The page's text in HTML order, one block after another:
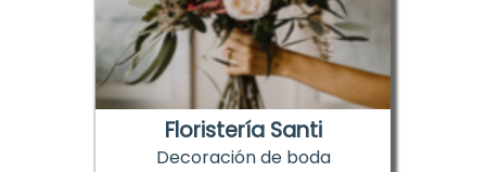
Floristería Santi
Decoración de boda